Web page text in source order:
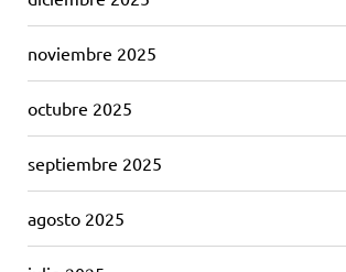
noviembre 2025
octubre 2025
septiembre 2025
agosto 2025